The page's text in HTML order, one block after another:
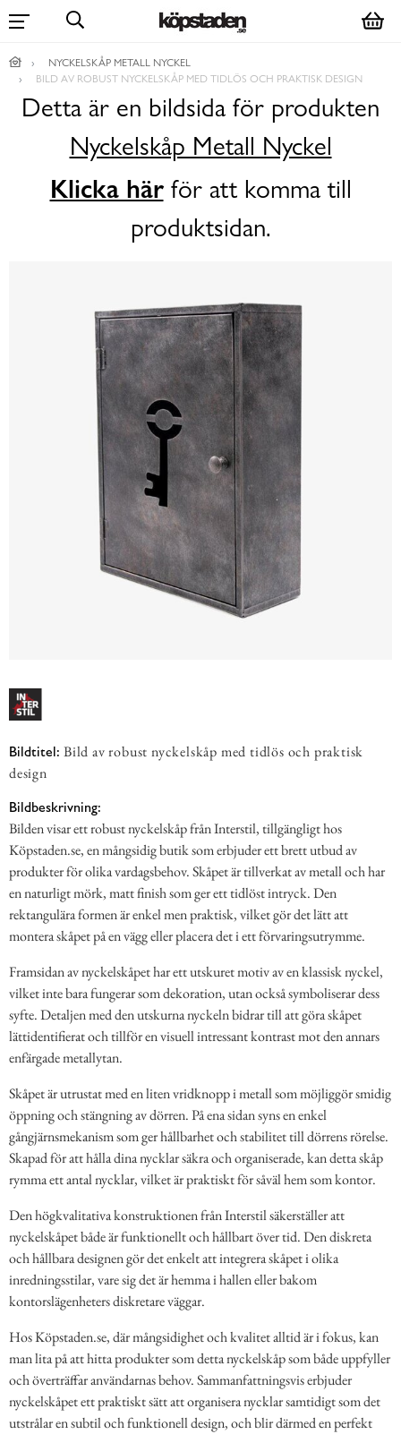
NYCKELSKÅP METALL NYCKEL
BILD AV ROBUST NYCKELSKÅP MED TIDLÖS OCH PRAKTISK DESIGN
Detta är en bildsida för produkten
Nyckelskåp Metall Nyckel
Klicka härför att komma till
produktsidan.
Bildtitel: Bild av robust nyckelskåp med tidlös och praktisk
design
Bildbeskrivning:
Bilden visar ett robust nyckelskåp från Interstil, tillgängligt hos
Köpstaden.se, en mångsidig butik som erbjuder ett brett utbud av
produkter för olika vardagsbehov. Skåpet är tillverkat av metall och har
en naturligt mörk, matt finish som ger ett tidlöst intryck. Den
rektangulära formen är enkel men praktisk, vilket gör det lätt att
montera skåpet på en vägg eller placera det i ett förvaringsutrymme.
Framsidan av nyckelskåpet har ett utskuret motiv av en klassisk nyckel,
vilket inte bara fungerar som dekoration, utan också symboliserar dess
syfte. Detaljen med den utskurna nyckeln bidrar till att göra skåpet
lättidentifierat och tillför en visuell intressant kontrast mot den annars
enfärgade metallytan.
Skåpet är utrustat med en liten vridknopp i metall som möjliggör smidig
öppning och stängning av dörren. På ena sidan syns en enkel
gångjärnsmekanism som ger hållbarhet och stabilitet till dörrens rörelse.
Skapad för att hålla dina nycklar säkra och organiserade, kan detta skåp
rymma ett antal nycklar, vilket är praktiskt för såväl hem som kontor.
Den högkvalitativa konstruktionen från Interstil säkerställer att
nyckelskåpet både är funktionellt och hållbart över tid. Den diskreta
och hållbara designen gör det enkelt att integrera skåpet i olika
inredningsstilar, vare sig det är hemma i hallen eller bakom
kontorslägenheters diskretare väggar.
Hos Köpstaden.se, där mångsidighet och kvalitet alltid är i fokus, kan
man lita på att hitta produkter som detta nyckelskåp som både uppfyller
och överträffar användarnas behov. Sammanfattningsvis erbjuder
nyckelskåpet ett praktiskt sätt att organisera nycklar samtidigt som det
utstrålar en subtil och funktionell design, och blir därmed en perfekt